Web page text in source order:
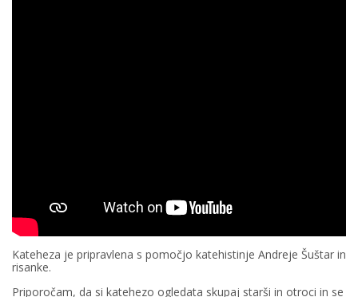
Kateheza je pripravlena s pomočjo katehistinje Andreje Šuštar in
risanke.
Priporočam, da si katehezo ogledata skupaj starši in otroci in se